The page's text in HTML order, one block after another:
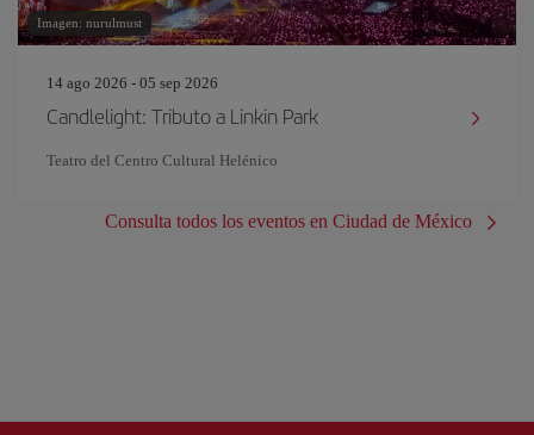
Imagen: nurulmust
14 ago 2026 - 05 sep 2026
Candlelight: Tributo a Linkin Park
Teatro del Centro Cultural Helénico
Consulta todos los eventos en Ciudad de México